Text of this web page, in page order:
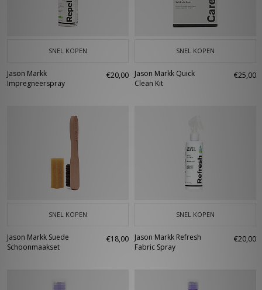
SNEL KOPEN
Jason Markk
Impregneerspray
€20,00
SNEL KOPEN
Jason Markk Quick
Clean Kit
€25,00
SNEL KOPEN
Jason Markk Suede
Schoonmaakset
€18,00
SNEL KOPEN
Jason Markk Refresh
Fabric Spray
€20,00